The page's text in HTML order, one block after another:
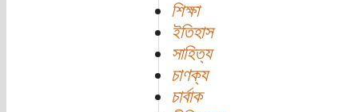
শিক্ষা
ইতিহাস
সাহিত্য
চাণক্য
চার্বাক